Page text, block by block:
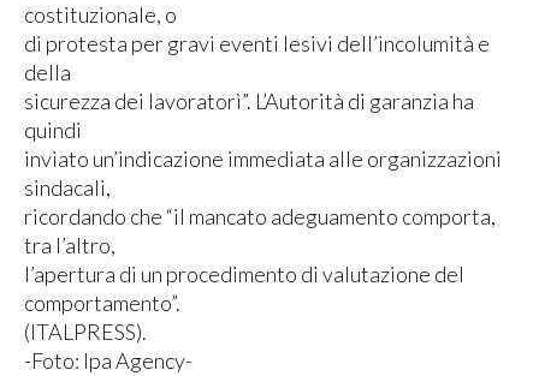
costituzionale, o
di protesta per gravi eventi lesivi dell’incolumità e
della
sicurezza dei lavoratorì”. L’Autorità di garanzia ha
quindi
inviato un’indicazione immediata alle organizzazioni
sindacali,
ricordando che “il mancato adeguamento comporta,
tra l’altro,
l’apertura di un procedimento di valutazione del
comportamento”.
(ITALPRESS).
-Foto: Ipa Agency-